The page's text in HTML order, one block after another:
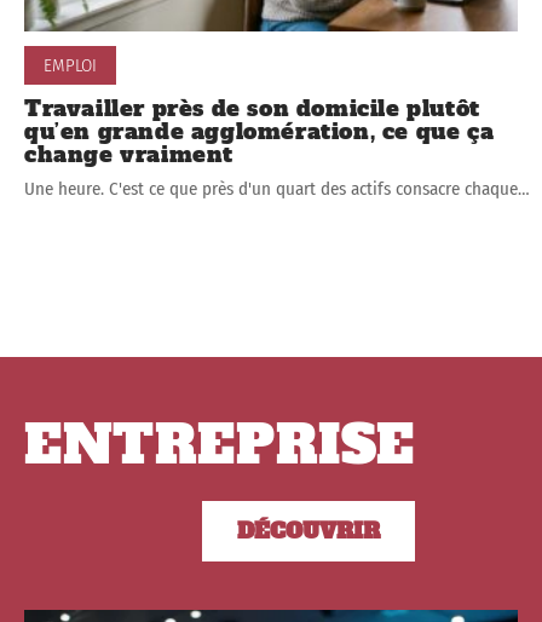
EMPLOI
Travailler près de son domicile plutôt
qu’en grande agglomération, ce que ça
change vraiment
Une heure. C'est ce que près d'un quart des actifs consacre chaque…
ENTREPRISE
DÉCOUVRIR